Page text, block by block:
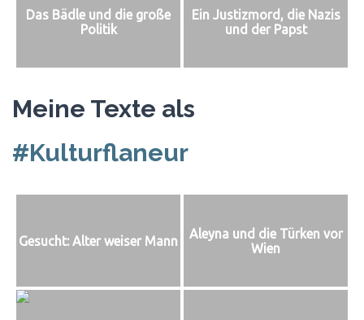
Das Bädle und die große
Politik
Ein Justizmord, die Nazis
und der Papst
Meine Texte als
#Kulturflaneur
Gesucht: Alter weiser Mann
Aleyna und die Türken vor
Wien